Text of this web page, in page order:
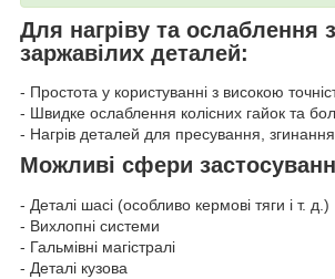
Для нагріву та ослаблення
заржавілих деталей:
- Простота у користуванні з високою
- Швидке ослаблення колісних гайок та
- Нагрів деталей для пресування,
Можливі сфери
- Деталі шасі (особливо кермові тяги і т. д.)
- Вихлопні системи
- Гальмівні магістралі
- Деталі кузова